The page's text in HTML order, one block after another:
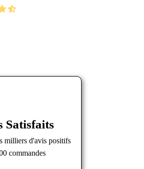
Satisfaits
milliers d'avis positifs
commandes